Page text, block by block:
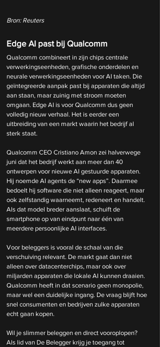
Bron: Reuters
Edge AI past bij Qualcomm
Qualcomm combineert in zijn chips centrale
verwerkingseenheden, grafische onderdelen en
neurale verwerkingseenheden voor AI taken. Die
geïntegreerde aanpak past bij apparaten die altijd
aan staan, maar zuinig met stroom moeten
omgaan. Edge AI is voor Qualcomm dus geen
volledig nieuw verhaal. Het is eerder een
uitbreiding van een markt waarin het bedrijf al
sterk staat.
Qualcomm CEO Cristiano Amon zei halverwege
juni dat het bedrijf werkt aan meer dan 40
ontwerpen voor nieuwe AI gestuurde apparaten.
Hij noemde AI agents de “new apps”. Daarmee
bedoelt hij software die niet alleen reageert, maar
ook zelfstandig waarneemt, redeneert en handelt.
Als dat model breder aanslaat, schuift de
smartphone op van eindpunt naar één van
meerdere persoonlijke AI interfaces.
Voor beleggers is vooral de schaal van die
verschuiving relevant. De markt gaat dan niet
alleen over datacenterchips, maar ook over
miljarden apparaten die lokale AI kunnen draaien.
Qualcomm heeft in dat scenario geen monopolie,
maar wel een duidelijke ingang. De vraag blijft hoe
snel consumenten en bedrijven zulke apparaten
echt gaan kopen.
Wil je slimmer beleggen en direct vooroplopen?
Als lid van De Belegger krijg je toegang tot